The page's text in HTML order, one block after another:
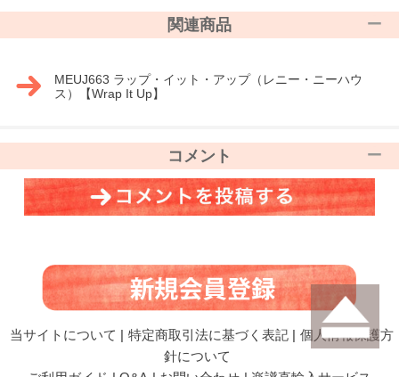
関連商品
MEUJ663 ラップ・イット・アップ（レニー・ニーハウ
ス）【Wrap It Up】
コメント
当サイトについて | 特定商取引法に基づく表記 | 個人情報保護方
針について